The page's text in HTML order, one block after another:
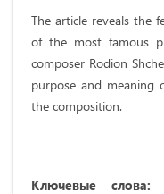
The article reveals the
of the most famous
composer Rodion
purpose and meaning
the composition.
Ключевые слова: